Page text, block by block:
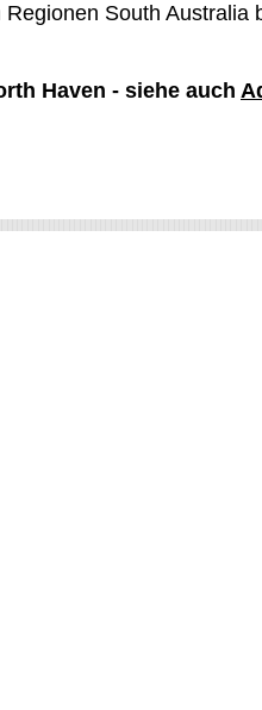
South Australia
Haven - siehe auch